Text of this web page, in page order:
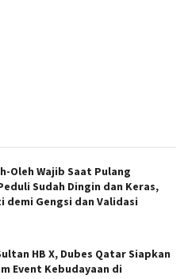
Oleh Wajib Saat Pulang
Sudah Dingin dan Keras,
demi Gengsi dan Validasi
HB X, Dubes Qatar Siapkan
Event Kebudayaan di